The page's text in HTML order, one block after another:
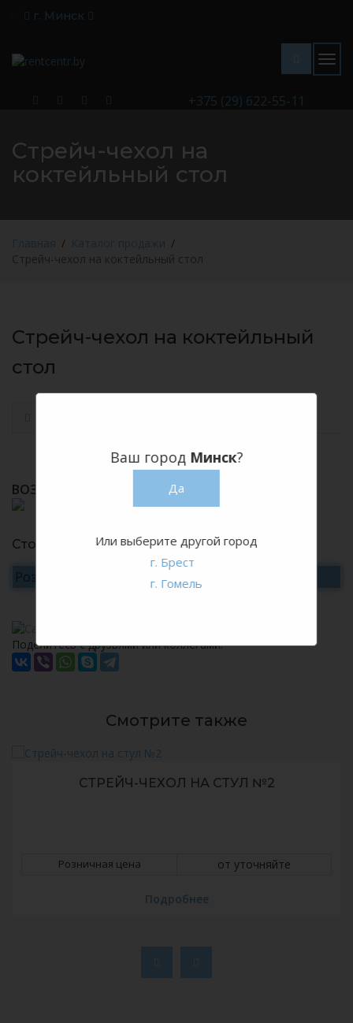
г. Минск
+375 (29) 622-55-11
Стрейч-чехол на
коктейльный стол
Главная
Каталог продажи
Стрейч-чехол на коктейльный стол
Стрейч-чехол на коктейльный
стол
ВОЗМОЖНАЯ ПАЛИТРА ЦВЕТОВ
Стоимость
Розничная цена
Поделитесь с друзьями или коллегами:
Смотрите также
СТРЕЙЧ-ЧЕХОЛ НА СТУЛ №2
Розничная цена от уточняйте
Подробнее
Ваш город Минск?
Да
Или выберите другой город
г. Брест
г. Гомель